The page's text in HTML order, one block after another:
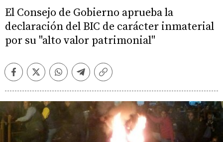
El Consejo de Gobierno aprueba la
declaración del BIC de carácter inmaterial
por su "alto valor patrimonial"
FacebookTwitterWhatsappTelegramCopiar